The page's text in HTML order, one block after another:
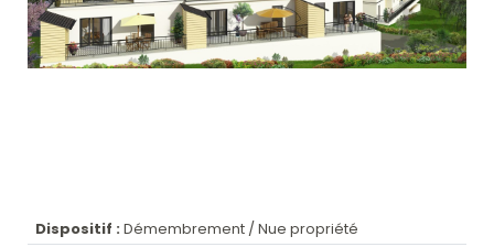
Dispositif : Démembrement / Nue propriété